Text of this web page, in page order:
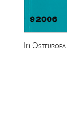
In Osteuropa